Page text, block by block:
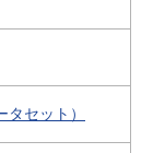
セット）